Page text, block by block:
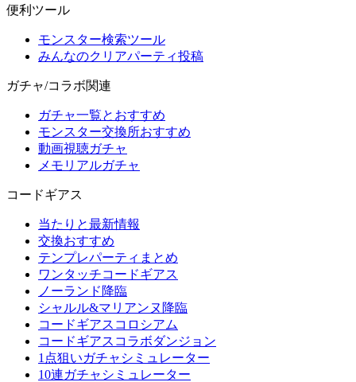
便利ツール
モンスター検索ツール
みんなのクリアパーティ投稿
ガチャ/コラボ関連
ガチャ一覧とおすすめ
モンスター交換所おすすめ
動画視聴ガチャ
メモリアルガチャ
コードギアス
当たりと最新情報
交換おすすめ
テンプレパーティまとめ
ワンタッチコードギアス
ノーランド降臨
シャルル&マリアンヌ降臨
コードギアスコロシアム
コードギアスコラボダンジョン
1点狙いガチャシミュレーター
10連ガチャシミュレーター